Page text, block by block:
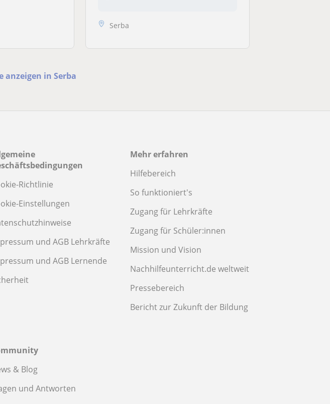
Serba
anzeigen in Serba
Richtlinie
Einstellungen
und AGB Lehrkräfte
und AGB Lernende
Mehr erfahren
Hilfebereich
So funktioniert's
Zugang für Lehrkräfte
Zugang für Schüler:innen
Mission und Vision
Nachhilfeunterricht.de weltweit
Pressebereich
Bericht zur Zukunft der Bildung
& Blog
und Antworten